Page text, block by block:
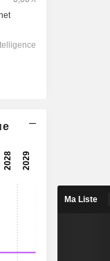
16,3x
Ma Liste